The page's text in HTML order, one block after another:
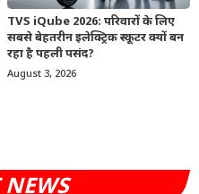
TVS iQube 2026: परिवारों के लिए
सबसे बेहतरीन इलेक्ट्रिक स्कूटर क्यों बन
रहा है पहली पसंद?
August 3, 2026
NEWS